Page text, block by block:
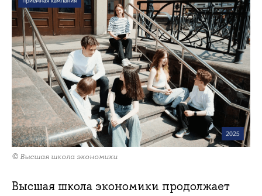
© Высшая школа экономики
Высшая школа экономики продолжает